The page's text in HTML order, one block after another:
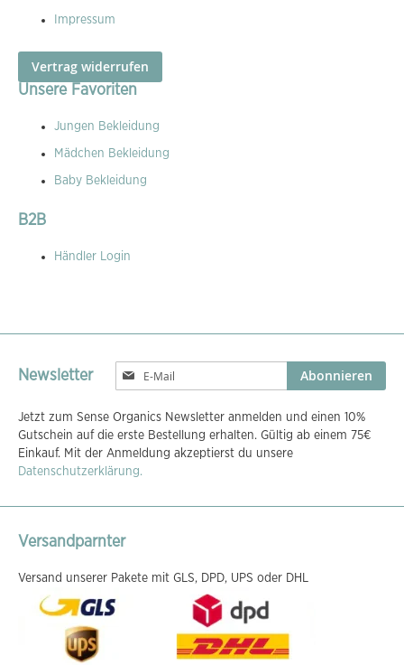
Impressum
Vertrag widerrufen
Unsere Favoriten
Jungen Bekleidung
Mädchen Bekleidung
Baby Bekleidung
B2B
Händler Login
Newsletter
Melden
Sie
für
unseren
Newsletter
an:
Abonnieren
Jetzt zum Sense Organics Newsletter anmelden und einen 10%
Gutschein auf die erste Bestellung erhalten. Gültig ab einem 75€
Einkauf. Mit der Anmeldung akzeptierst du unsere
Datenschutzerklärung.
Versandparnter
Versand unserer Pakete mit GLS, DPD, UPS oder DHL